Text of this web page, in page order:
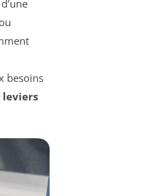
besoins
leviers